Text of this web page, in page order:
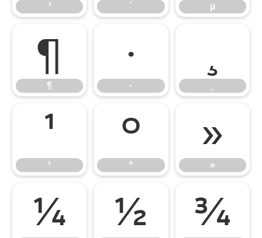
³ ´ µ
¶
¶
·
·
¸
¹
¹
º
º
»
»
¼ ½ ¾